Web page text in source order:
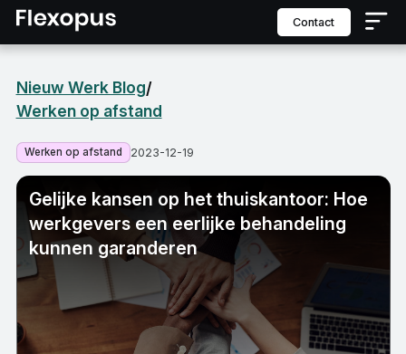
contact
Nieuw Werk Blog/
Werken op afstand
Werken op afstand 2023-12-19
Gelijke kansen op het thuiskantoor: Hoe
werkgevers een eerlijke behandeling
kunnen garanderen